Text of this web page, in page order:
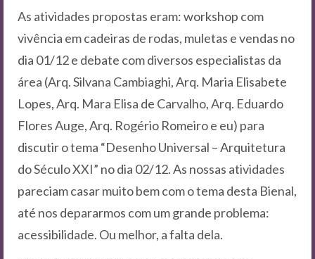
As atividades propostas eram: workshop com
vivência em cadeiras de rodas, muletas e vendas no
dia 01/12 e debate com diversos especialistas da
área (Arq. Silvana Cambiaghi, Arq. Maria Elisabete
Lopes, Arq. Mara Elisa de Carvalho, Arq. Eduardo
Flores Auge, Arq. Rogério Romeiro e eu) para
discutir o tema “Desenho Universal – Arquitetura
do Século XXI” no dia 02/12. As nossas atividades
pareciam casar muito bem com o tema desta Bienal,
até nos depararmos com um grande problema:
acessibilidade. Ou melhor, a falta dela.